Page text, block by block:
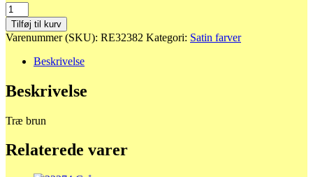
32382
Træ
brun
antal
Tilføj til kurv
Varenummer (SKU): RE32382 Kategori: Satin farver
Beskrivelse
Beskrivelse
Træ brun
Relaterede varer